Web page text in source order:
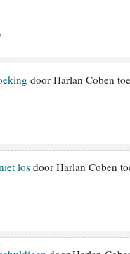
door Harlan Coben
losdoor Harlan Coben